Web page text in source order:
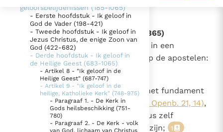
Lezen
Documenten
Thema’s
Berichten
Denzinger
Over ons
Over RK Documenten
Meedoen
Nieuwsbrief
Nieuwste Documenten
5. Het gebed van de Kerk
geloofsbelijdenissen (185-1065)
- Eerste hoofdstuk - Ik geloof in
God de Vader (198-421)
- Tweede hoofdstuk - Ik geloof in
Jezus Christus, de enige Zoon van
God (422-682)
- Derde hoofdstuk - Ik geloof in
de Heilige Geest (683-1065)
- Artikel 8 - "Ik geloof in de
Heilige Geest" (687-747)
- Artikel 9 - "Ik geloof in de
heilige, Katholieke Kerk" (748-975)
- Paragraaf 1. - De Kerk in
Gods heilsbeschikking (751-
780)
- Paragraaf 2. - De Kerk - volk
- IV. - De Kerk is apostolisch (857-865)
De Kerk is apostolisch omdat zij, in een
drievoudige zin, gegrondvest is op de apostelen:
zij is en blijft gebouwd op "het fundament
van de apostelen"(Ef. 2, 20; Openb. 21, 14),
de getuigen die door Christus zelf
uitgekozen en uitgezonden zijn; 1